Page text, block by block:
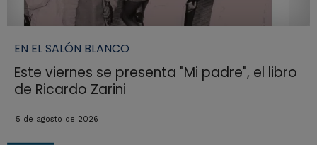
EN EL SALÓN BLANCO
Este viernes se presenta "Mi padre", el libro
de Ricardo Zarini
5 de agosto de 2026